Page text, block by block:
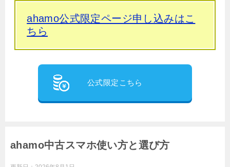
ahamo公式限定ページ申し込みはこ
ちら
公式限定こちら
ahamo中古スマホ使い方と選び方